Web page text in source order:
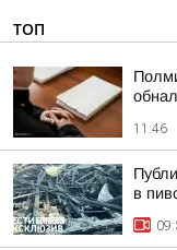
ТОП
11:46
в